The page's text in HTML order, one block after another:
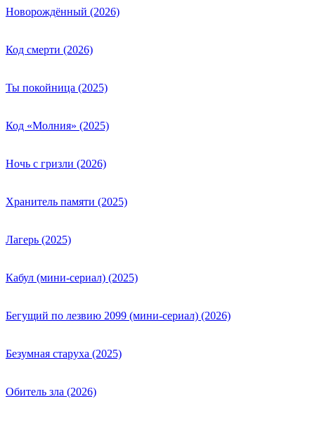
Новорождённый (2026)
Код смерти (2026)
Ты покойница (2025)
Код «Молния» (2025)
Ночь с гризли (2026)
Хранитель памяти (2025)
Лагерь (2025)
Кабул (мини-сериал) (2025)
Бегущий по лезвию 2099 (мини-сериал) (2026)
Безумная старуха (2025)
Обитель зла (2026)